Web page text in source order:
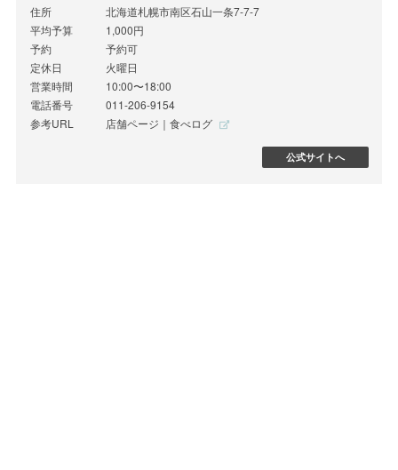
住所
北海道札幌市南区石山一条7-7-7
平均予算
1,000円
予約
予約可
定休日
火曜日
営業時間
10:00〜18:00
電話番号
011-206-9154
参考URL
店舗ページ｜食べログ
公式サイトへ